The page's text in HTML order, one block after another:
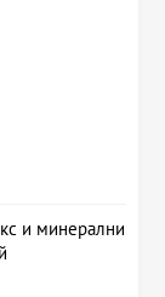
и минерални